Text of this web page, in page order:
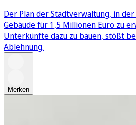
Der Plan der Stadtverwaltung, in
Gebäude für 1,5 Millionen Euro zu
Unterkünfte dazu zu bauen, stößt
Ablehnung.
Merken